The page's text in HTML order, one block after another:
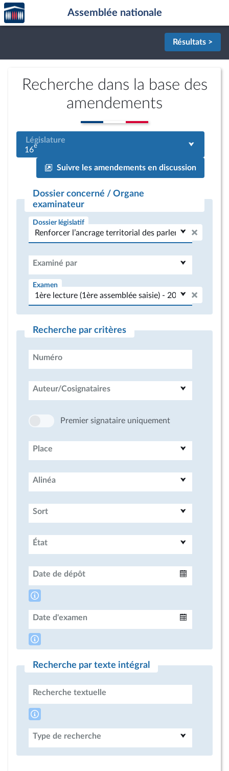
Aller au contenu
Aller en bas de la page
Accèder
à la
page
Assemblée nationale
Résultats >
Recherche dans la base des
amendements
Législature
16e
Suivre les amendements en discussion
Dossier concerné / Organe
examinateur
Dossier législatif
Examiné par
Examen
Recherche par critères
Numéro
Auteur/Cosignataires
Premier signataire uniquement
Place
Alinéa
Sort
État
Date de dépôt
Date d'examen
Recherche par texte intégral
Recherche textuelle
Type de recherche